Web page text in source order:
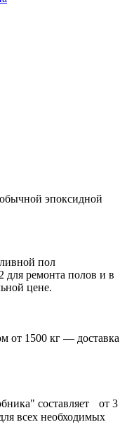
эпоксидной
пол
для ремонта полов и в
цене.
от 1500 кг — доставка
составляет от 3
всех необходимых